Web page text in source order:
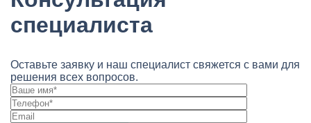
специалиста
Оставьте заявку и наш специалист свяжется с вами для
решения всех вопросов.